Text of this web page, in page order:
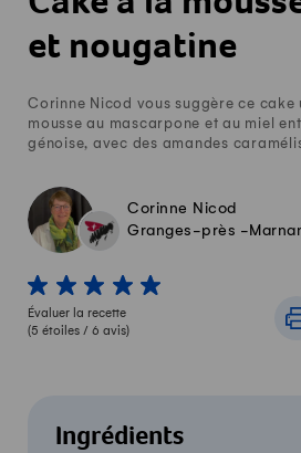
et nougatine
Corinne Nicod vous suggère ce
mousse au mascarpone et au miel
génoise, avec des amandes
Corinne Nicod
Granges-près -
1 von 5 étoiles
2 von 5 étoiles
3 von 5 étoiles
4 von 5 étoiles
5 von 5 étoiles
Évaluer la recette
(5 étoiles / 6 avis)
Ingrédients